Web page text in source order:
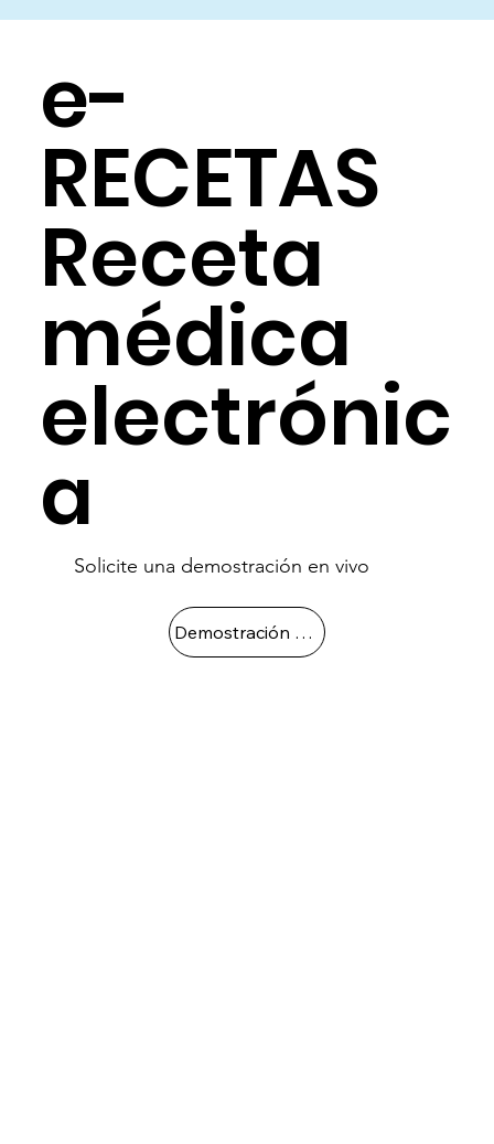
Solicite una demostración en vivo
e-
RECETAS
Receta
médica
electrónic
a
Demostración sin costos